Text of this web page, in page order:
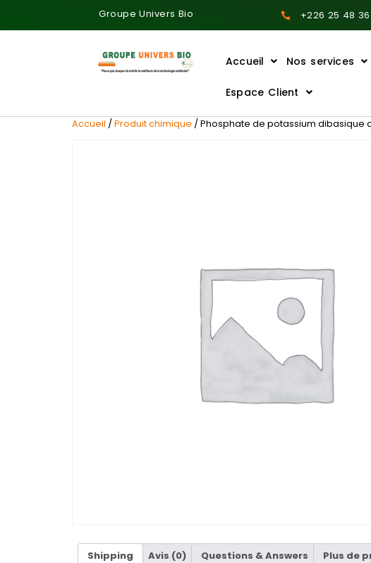
Groupe Univers Bio +226 25 48 36
Accueil Nos services
Espace Client
Accueil /Produit chimique / Phosphate de potassium dibasique
Shipping Avis (0) Questions & Answers Plus de